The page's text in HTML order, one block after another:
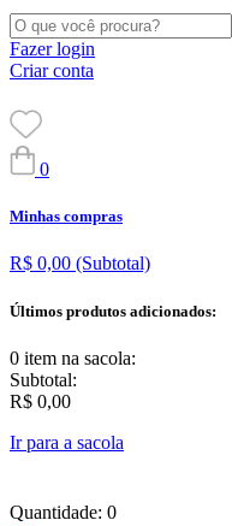
Fazer login
Criar conta
0
Minhas compras
R$ 0,00 (Subtotal)
Últimos produtos adicionados:
0 item na sacola:
Subtotal:
R$ 0,00
Ir para a sacola
Quantidade: 0